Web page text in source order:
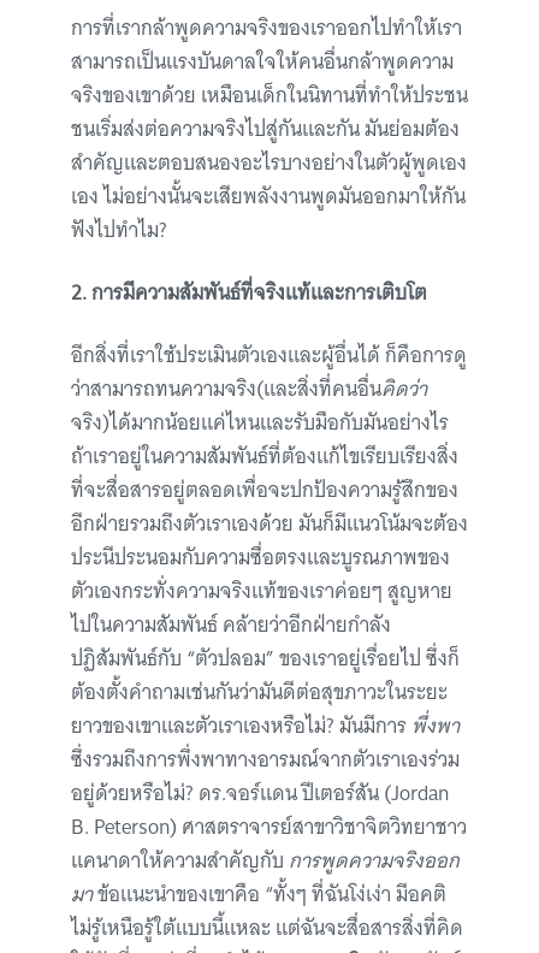
การที่เรากล้าพูดความจริงของเราออกไปทำให้เรา
สามารถเป็นแรงบันดาลใจให้คนอื่นกล้าพูดความ
จริงของเขาด้วย เหมือนเด็กในนิทานที่ทำให้ประชน
ชนเริ่มส่งต่อความจริงไปสู่กันและกัน มันย่อมต้อง
สำคัญและตอบสนองอะไรบางอย่างในตัวผู้พูดเอง
เอง ไม่อย่างนั้นจะเสียพลังงานพูดมันออกมาให้กัน
ฟังไปทำไม?
2.การมีความสัมพันธ์ที่จริงแท้และการเติบโต
อีกสิ่งที่เราใช้ประเมินตัวเองและผู้อื่นได้ ก็คือการดู
ว่าสามารถทนความจริง(และสิ่งที่คนอื่นคิดว่า
จริง)ได้มากน้อยแค่ไหนและรับมือกับมันอย่างไร
ถ้าเราอยู่ในความสัมพันธ์ที่ต้องแก้ไขเรียบเรียงสิ่ง
ที่จะสื่อสารอยู่ตลอดเพื่อจะปกป้องความรู้สึกของ
อีกฝ่ายรวมถึงตัวเราเองด้วย มันก็มีแนวโน้มจะต้อง
ประนีประนอมกับความซื่อตรงและบูรณภาพของ
ตัวเองกระทั่งความจริงแท้ของเราค่อยๆ สูญหาย
ไปในความสัมพันธ์ คล้ายว่าอีกฝ่ายกำลัง
ปฏิสัมพันธ์กับ “ตัวปลอม” ของเราอยู่เรื่อยไป ซึ่งก็
ต้องตั้งคำถามเช่นกันว่ามันดีต่อสุขภาวะในระยะ
ยาวของเขาและตัวเราเองหรือไม่? มันมีการ พึ่งพา
ซึ่งรวมถึงการพึ่งพาทางอารมณ์จากตัวเราเองร่วม
อยู่ด้วยหรือไม่? ดร.จอร์แดน ปีเตอร์สัน (Jordan
B. Peterson) ศาสตราจารย์สาขาวิชาจิตวิทยาชาว
แคนาดาให้ความสำคัญกับ การพูดความจริงออก
มาข้อแนะนำของเขาคือ “ทั้งๆ ที่ฉันโง่เง่า มีอคติ
ไม่รู้เหนือรู้ใต้แบบนี้แหละ แต่ฉันจะสื่อสารสิ่งที่คิด